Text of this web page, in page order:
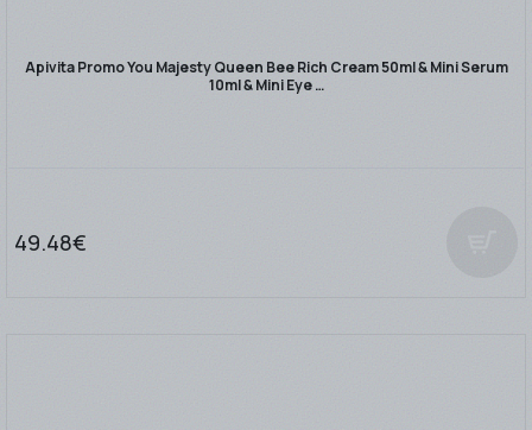
Apivita Promo You Majesty Queen Bee Rich Cream 50ml & Mini Serum
10ml & Mini Eye …
49.48€